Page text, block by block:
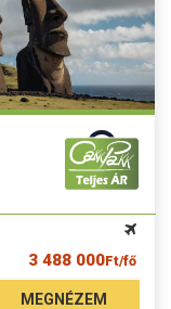
3 488 000Ft/fő
MEGNÉZEM